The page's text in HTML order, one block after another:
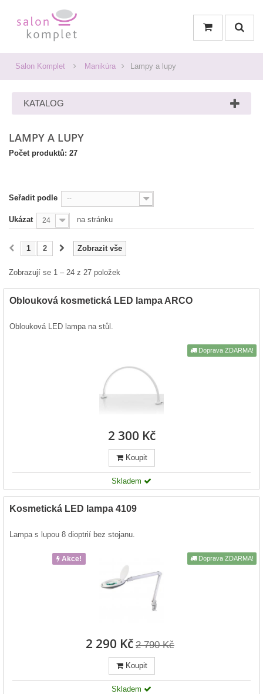
Salon Komplet Manikúra Lampy a lupy
KATALOG
LAMPY A LUPY
Počet produktů: 27
Seřadit podle --
Ukázat 24 na stránku
Zobrazit vše
1 2
Zobrazují se 1 – 24 z 27 položek
Oblouková kosmetická LED lampa ARCO
Oblouková LED lampa na stůl.
2 300 Kč
Doprava ZDARMA!
Koupit
Skladem
Kosmetická LED lampa 4109
Lampa s lupou 8 dioptrií bez stojanu.
Akce!
2 290 Kč 2 790 Kč
Doprava ZDARMA!
Koupit
Skladem